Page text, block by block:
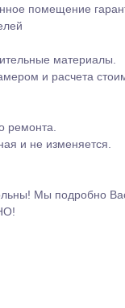
помещение
материалы.
и расчета
ремонта.
и не изменяется.
Мы подробно